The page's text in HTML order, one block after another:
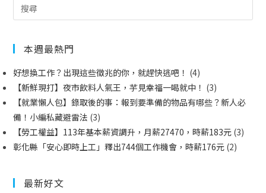
本週最熱門
好想換工作？出現這些徵兆的你，就趕快逃吧！ (4)
【新鮮現打】夜市飲料人氣王，芋見幸福一喝就中！ (3)
【就業懶人包】錄取後的事：報到要準備的物品有哪些？新人必
備！小編私藏避雷法 (3)
【勞工權益】113年基本薪資調升，月薪27470，時薪183元 (3)
彰化縣「安心即時上工」釋出744個工作機會，時薪176元 (2)
最新好文